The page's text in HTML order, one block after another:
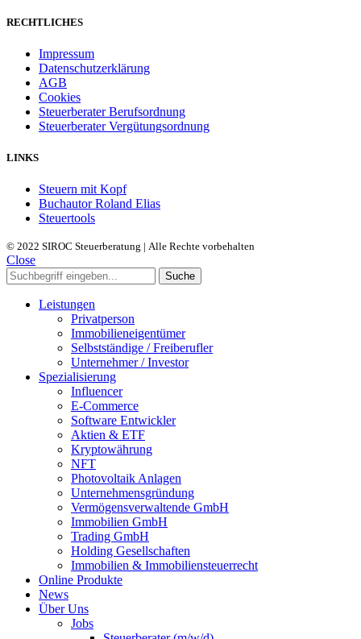
RECHTLICHES
Impressum
Datenschutzerklärung
AGB
Cookies
Steuerberater Berufsordnung
Steuerberater Vergütungsordnung
LINKS
Steuern mit Kopf
Buchautor Roland Elias
Steuertools
© 2022 SIROC Steuerberatung | Alle Rechte vorbehalten
Close
Suche
Leistungen
Privatperson
Immobilieneigentümer
Selbstständige / Freiberufler
Unternehmer / Investor
Spezialisierung
Influencer
E-Commerce
Software Entwickler
Aktien & ETF
Kryptowährung
NFT
Photovoltaik Anlagen
Unternehmensgründung
Vermögensverwaltende GmbH
Immobilien GmbH
Trading GmbH
Holding Gesellschaften
Immobilien & Immobiliensteuerrecht
Online Produkte
News
Über Uns
Jobs